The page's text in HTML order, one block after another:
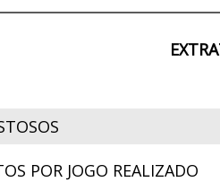
POR JOGO REALIZADO